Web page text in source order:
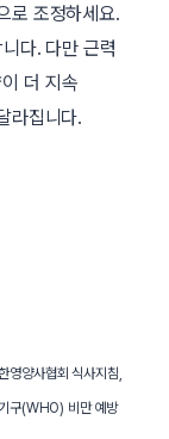
로 조정하세요.
다. 다만 근력
더 지속
라집니다.
영양사협회 식사지침,
구(WHO) 비만 예방